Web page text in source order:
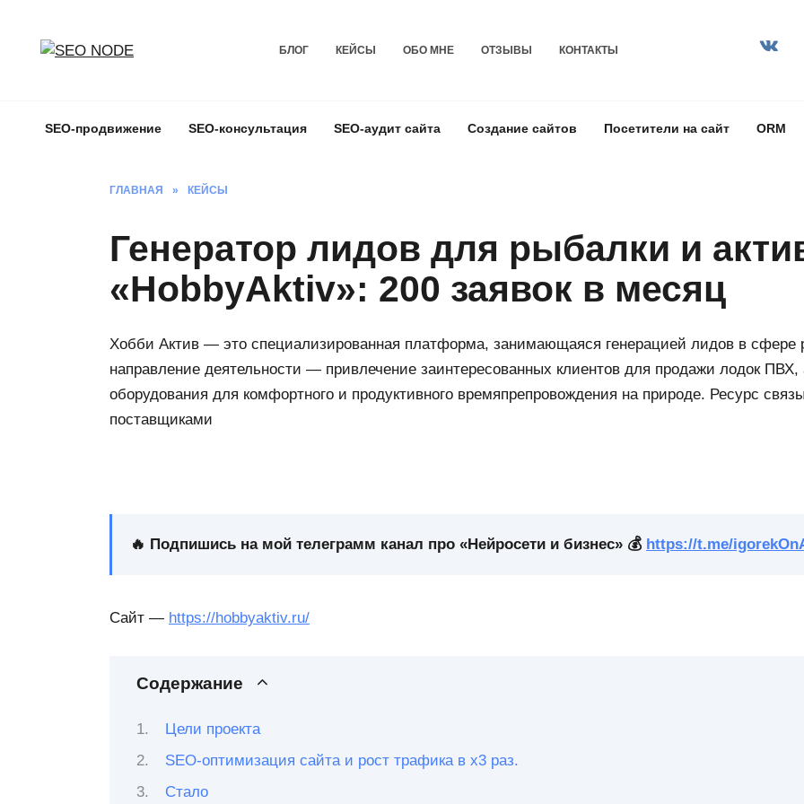
содержанию
БЛОГ КЕЙСЫ ОБО МНЕ ОТЗЫВЫ КОНТАКТЫ
SEO-продвижение SEO-консультация SEO-аудит сайта Создание сайтов Посетители на сайт ORM
ГЛАВНАЯ » КЕЙСЫ
Генератор лидов для рыбалки и
«HobbyAktiv»: 200 заявок в месяц
Хобби Актив — это специализированная платформа, занимающаяся генерацией лидов в сфере
направление деятельности — привлечение заинтересованных клиентов для продажи лодок
оборудования для комфортного и продуктивного времяпрепровождения на природе. Ресурс
поставщиками
🔥 Подпишись на мой телеграмм канал про «Нейросети и бизнес» 💰 https://t.me/
Сайт — https://hobbyaktiv.ru/
Содержание
Цели проекта
SEO-оптимизация сайта и рост трафика в х3 раз.
Стало